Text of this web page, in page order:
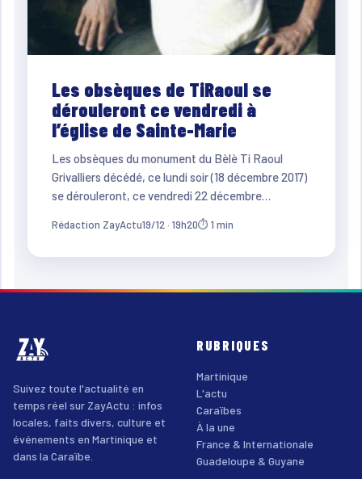
Les obsèques de TiRaoul se
dérouleront ce vendredi à
l’église de Sainte-Marie
Les obsèques du monument du Bèlè Ti Raoul
Grivalliers décédé, ce lundi soir (18 décembre 2017)
se dérouleront, ce vendredi 22 décembre…
Rédaction ZayActu19/12 · 19h20⏱ 1 min
Suivez toute l'actualité en
temps réel sur ZayActu : infos
locales, faits divers, culture et
événements en Martinique et
dans la Caraïbe.
RUBRIQUES
Martinique
L'actu
Caraïbes
À la une
France & Internationale
Guadeloupe & Guyane